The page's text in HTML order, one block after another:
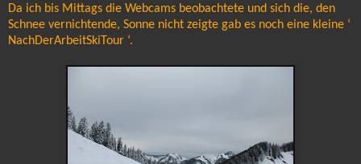
Da ich bis Mittags die Webcams beobachtete und sich die, den
Schnee vernichtende, Sonne nicht zeigte gab es noch eine kleine ‘
NachDerArbeitSkiTour ‘.